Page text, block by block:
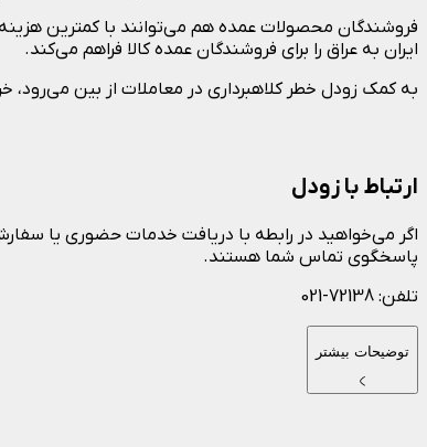
فروشندگان محصولات عمده هم می‌توانند با کمترین
ایران به عراق را برای فروشندگان عمده کالا فراهم می‌کند.
به کمک زودل خطر کلاهبرداری در معاملات از بین می‌رود،
ارتباط با زودل
اگر می‌خواهید در رابطه با دریافت خدمات حضوری یا
پاسخگوی تماس شما هستند.
تلفن: 72138-021
توضیحات بیشتر